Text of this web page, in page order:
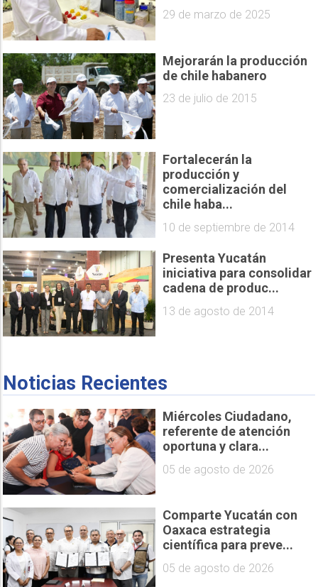
29 de marzo de 2025
Mejorarán la producción
de chile habanero
23 de julio de 2015
Fortalecerán la
producción y
comercialización del
chile haba...
10 de septiembre de 2014
Presenta Yucatán
iniciativa para consolidar
cadena de produc...
13 de agosto de 2014
Noticias Recientes
Miércoles Ciudadano,
referente de atención
oportuna y clara...
05 de agosto de 2026
Comparte Yucatán con
Oaxaca estrategia
científica para preve...
05 de agosto de 2026